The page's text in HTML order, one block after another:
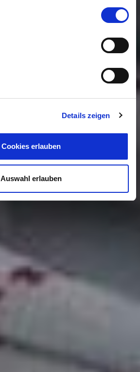
Details zeigen
Cookies erlauben
Auswahl erlauben